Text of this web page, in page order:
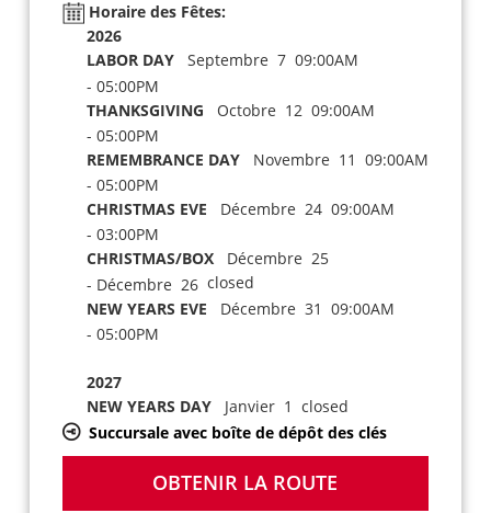
Horaire des Fêtes:
2026
LABOR DAYSeptembre 7 09:00AM
- 05:00PM
THANKSGIVING Octobre 12 09:00AM
- 05:00PM
REMEMBRANCE DAYNovembre 11 09:00AM
- 05:00PM
CHRISTMAS EVE Décembre 24 09:00AM
- 03:00PM
CHRISTMAS/BOXDécembre 25
- Décembre 26closed
NEW YEARS EVE Décembre 31 09:00AM
- 05:00PM
2027
NEW YEARS DAYJanvier 1 closed
Succursale avec boîte de dépôt des clés
OBTENIR LA ROUTE